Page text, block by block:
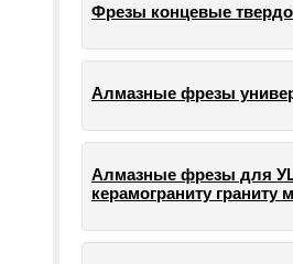
Фрезы концевые
Алмазные фрезы
Алмазные фрезы для
керамограниту граниту